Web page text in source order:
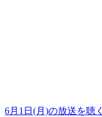
6月1日(月)の放送を聴く